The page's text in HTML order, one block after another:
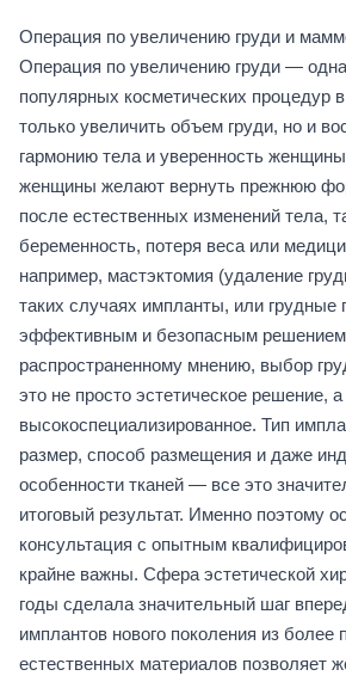
Операция по увеличению груди и
Операция по увеличению груди —
популярных косметических
только увеличить объем груди, но и
гармонию тела и уверенность
женщины желают вернуть прежнюю
после естественных изменений тела,
беременность, потеря веса или
например, мастэктомия (удаление
таких случаях импланты, или грудные
эффективным и безопасным
распространенному мнению, выбор
это не просто эстетическое решение,
высокоспециализированное. Тип
размер, способ размещения и даже
особенности тканей — все это
итоговый результат. Именно поэтому
консультация с опытным
крайне важны. Сфера эстетической
годы сделала значительный шаг
имплантов нового поколения из более
естественных материалов позволяет